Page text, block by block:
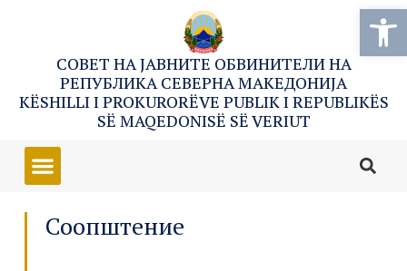
СОВЕТ НА ЈАВНИТЕ ОБВИНИТЕЛИ НА
РЕПУБЛИКА СЕВЕРНА МАКЕДОНИЈА
KËSHILLI I PROKURORËVE PUBLIK I REPUBLIKËS
SË MAQEDONISË SË VERIUT
Соопштение